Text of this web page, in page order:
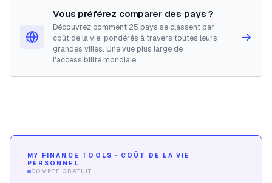
Vous préférez comparer des pays ?
Découvrez comment 25 pays se classent par
coût de la vie, pondérés à travers toutes leurs
grandes villes. Une vue plus large de
l'accessibilité mondiale.
→
MY FINANCE TOOLS · COÛT DE LA VIE
PERSONNEL
COMPTE GRATUIT